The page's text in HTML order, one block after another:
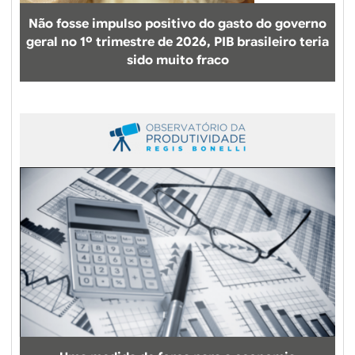
Não fosse impulso positivo do gasto do governo
geral no 1º trimestre de 2026, PIB brasileiro teria
sido muito fraco